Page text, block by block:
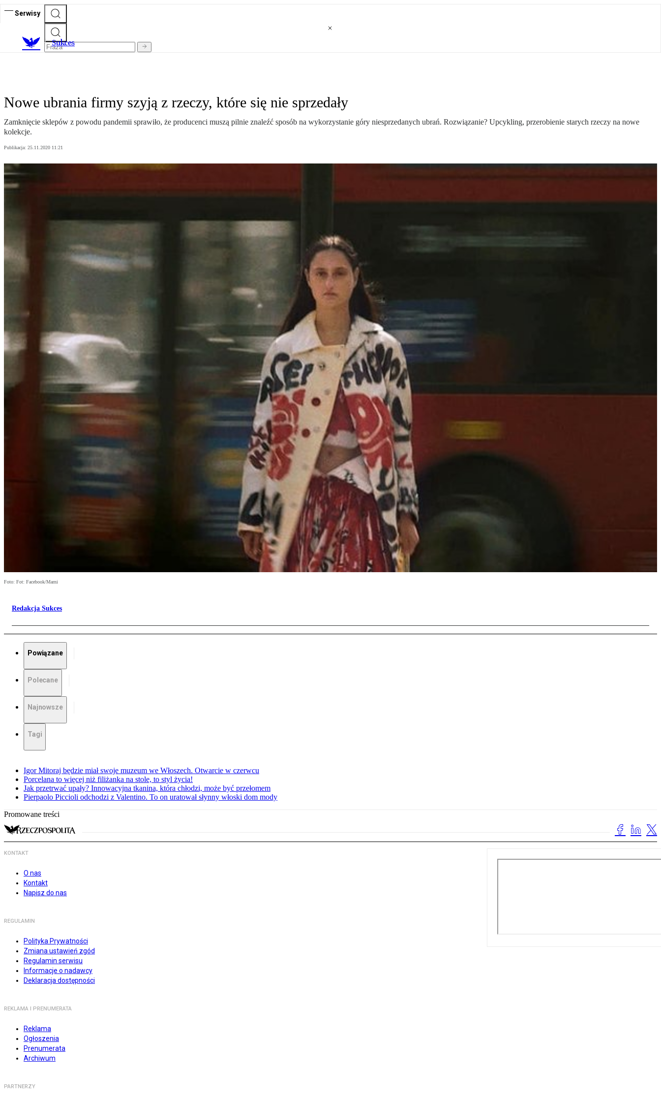
Serwisy
Sukces
Nowe ubrania firmy szyją z rzeczy, które się nie sprzedały
Zamknięcie sklepów z powodu pandemii sprawiło, że producenci muszą pilnie znaleźć sposób na wykorzystanie góry niesprzedanych ubrań. Rozwiązanie? Upcykling, przerobienie starych rzeczy na nowe
kolekcje.
Publikacja: 25.11.2020 11:21
Foto: Fot: Facebook/Marni
Redakcja Sukces
Powiązane
Polecane
Najnowsze
Tagi
Igor Mitoraj będzie miał swoje muzeum we Włoszech. Otwarcie w czerwcu
Porcelana to więcej niż filiżanka na stole, to styl życia!
Jak przetrwać upały? Innowacyjna tkanina, która chłodzi, może być przełomem
Pierpaolo Piccioli odchodzi z Valentino. To on uratował słynny włoski dom mody
Promowane treści
KONTAKT
O nas
Kontakt
Napisz do nas
REGULAMIN
Polityka Prywatności
Zmiana ustawień zgód
Regulamin serwisu
Informacje o nadawcy
Deklaracja dostępności
REKLAMA I PRENUMERATA
Reklama
Ogłoszenia
Prenumerata
Archiwum
PARTNERZY